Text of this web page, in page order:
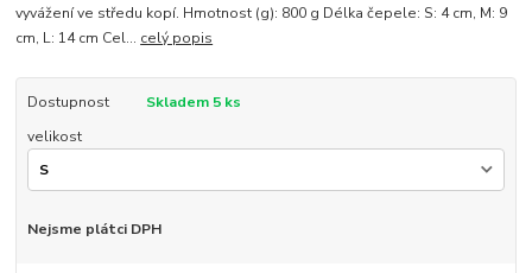
vyvážení ve středu kopí. Hmotnost (g): 800 g Délka čepele: S: 4 cm, M: 9
cm, L: 14 cm Cel... celý popis
Dostupnost
Skladem 5 ks
velikost
Nejsme plátci DPH